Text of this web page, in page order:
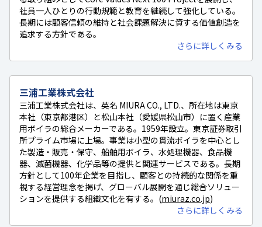
社員一人ひとりの行動規範と教育を継続して強化している。
長期には顧客信頼の維持と社会課題解決に資する価値創造を
追求する方針である。
さらに詳しくみる
三浦工業株式会社
三浦工業株式会社は、英名 MIURA CO., LTD.、所在地は東京
本社（東京都港区）と松山本社（愛媛県松山市）に置く産業
用ボイラの総合メーカーである。1959年設立。東京証券取引
所プライム市場に上場。事業は小型の貫流ボイラを中心とし
た製造・販売・保守、船舶用ボイラ、水処理機器、食品機
器、滅菌機器、化学品等の提供と関連サービスである。長期
方針として100年企業を目指し、顧客との持続的な関係を重
視する経営理念を掲げ、グローバル展開を通じ総合ソリュー
ションを提供する組織文化を有する。(miuraz.co.jp)
さらに詳しくみる